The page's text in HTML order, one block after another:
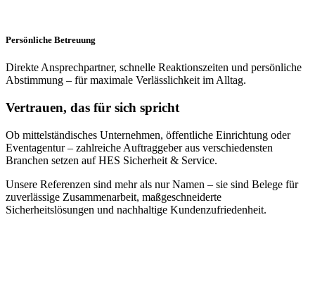
Persönliche Betreuung
Direkte Ansprechpartner, schnelle Reaktionszeiten und persönliche
Abstimmung – für maximale Verlässlichkeit im Alltag.
Vertrauen, das für sich spricht
Ob mittelständisches Unternehmen, öffentliche Einrichtung oder
Eventagentur – zahlreiche Auftraggeber aus verschiedensten
Branchen setzen auf HES Sicherheit & Service.
Unsere Referenzen sind mehr als nur Namen – sie sind Belege für
zuverlässige Zusammenarbeit, maßgeschneiderte
Sicherheitslösungen und nachhaltige Kundenzufriedenheit.